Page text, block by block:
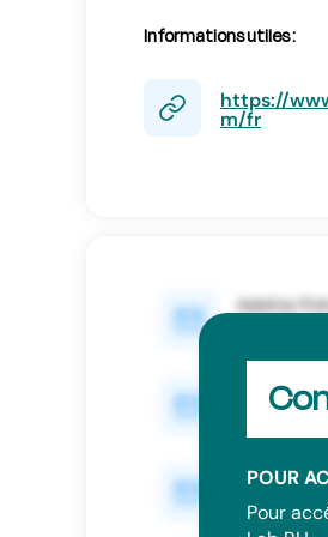
Informations utiles :
https://
m/fr
POUR
Pour